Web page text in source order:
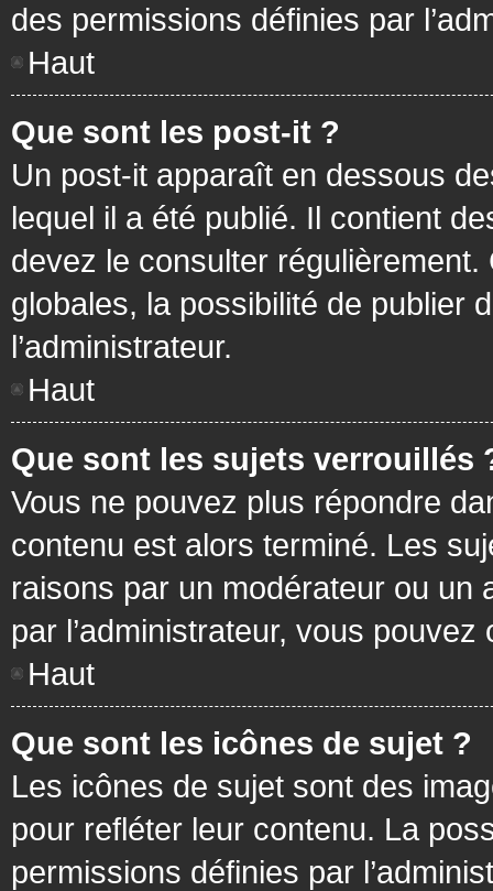
des permissions définies par
Haut
Que sont les post-it ?
Un post-it apparaît en dessous
lequel il a été publié. Il contient
devez le consulter
globales, la possibilité de publier
l’administrateur.
Haut
Que sont les sujets verrouillés
Vous ne pouvez plus répondre
contenu est alors terminé. Les
raisons par un modérateur ou un
par l’administrateur, vous
Haut
Que sont les icônes de sujet ?
Les icônes de sujet sont des
pour refléter leur contenu. La
permissions définies par